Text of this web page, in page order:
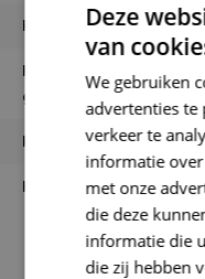
Hoogte boeket
Hoe wordt het boeket
geleverd?
Houdbaarheid
Kaartje mogelijk?
Deze
van
We gebruiken
advertenties te
verkeer te
informatie
met onze
die deze
informatie die
die zij hebben